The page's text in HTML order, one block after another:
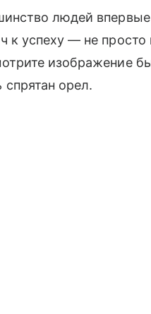
людей впервые
к успеху — не просто
изображение
орел.